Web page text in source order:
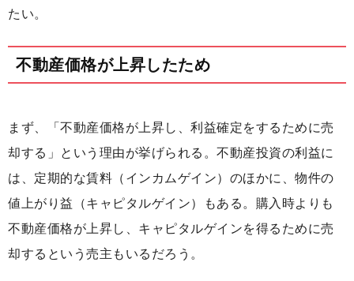
たい。
不動産価格が上昇したため
まず、「不動産価格が上昇し、利益確定をするために売
却する」という理由が挙げられる。不動産投資の利益に
は、定期的な賃料（インカムゲイン）のほかに、物件の
値上がり益（キャピタルゲイン）もある。購入時よりも
不動産価格が上昇し、キャピタルゲインを得るために売
却するという売主もいるだろう。